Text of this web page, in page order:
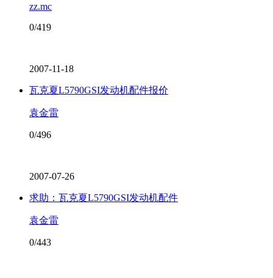
zz.mc
0/419
2007-11-18
瓦克夏L5790GSI发动机配件报价
袁金雷
0/496
2007-07-26
求助：瓦克夏L5790GSI发动机配件
袁金雷
0/443